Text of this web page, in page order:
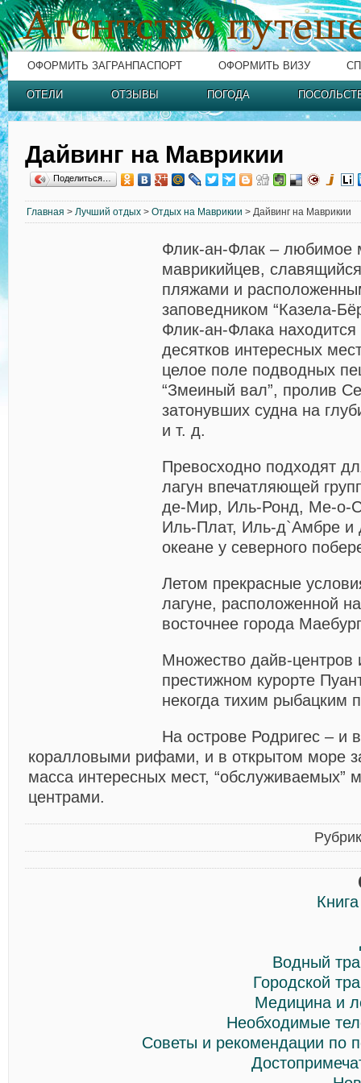
ОФОРМИТЬ ЗАГРАНПАСПОРТ ОФОРМИТЬ ВИЗУ
ОТЕЛИ ОТЗЫВЫ ПОГОДА
Дайвинг на Маврикии
Поделиться…
Главная > Лучший отдых > Отдых на Маврикии > Дайвинг на Маврикии
Флик-ан-Флак – любимое
маврикийцев,
пляжами и
заповедником “Казела-
Флик-ан-Флака
десятков интересных
целое поле подводных
“Змеиный вал”, пролив
затонувших судна на
и т. д.
Превосходно подходят
лагун впечатляющей
де-Мир, Иль-Ронд, Ме-о-
Иль-Плат, Иль-д`Амбре и
океане у северного
Летом прекрасные
лагуне, расположенной
восточнее города
Множество дайв-центров
престижном курорте
некогда тихим рыбацким
На острове Родригес – и
коралловыми рифами, и в открытом море
масса интересных мест, “обслуживаемых”
центрами.
Водный
Городской
Медицина и
Необходимые
Советы и рекомендации по